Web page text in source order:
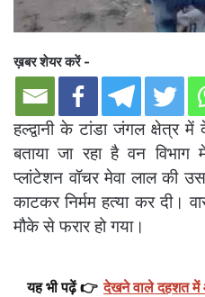
ख़बर शेयर करें -
हल्द्वानी के टांडा जंगल क्षेत्र
बताया जा रहा है वन विभाग
प्लांटेशन वॉचर मेवा लाल की
काटकर निर्मम हत्या कर दी।
मौके से फरार हो गया।
यह भी पढ़ें 👉 देखने वाले दहशत में